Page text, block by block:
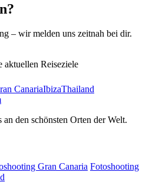
– wir melden uns zeitnah bei dir.
aktuellen Reiseziele
CanariaIbizaThailand
den schönsten Orten der Welt.
Gran Canaria Fotoshooting